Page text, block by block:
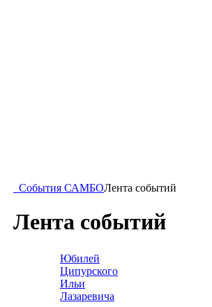
События САМБОЛента событий
Лента событий
Юбилей
Ципурского
Ильи
Лазаревича